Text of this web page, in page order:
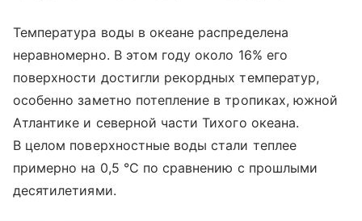
Температура воды в океане распределена
неравномерно. В этом году около 16% его
поверхности достигли рекордных температур,
особенно заметно потепление в тропиках, южной
Атлантике и северной части Тихого океана.
В целом поверхностные воды стали теплее
примерно на 0,5 °C по сравнению с прошлыми
десятилетиями.